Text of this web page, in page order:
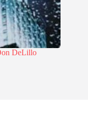
DeLillo